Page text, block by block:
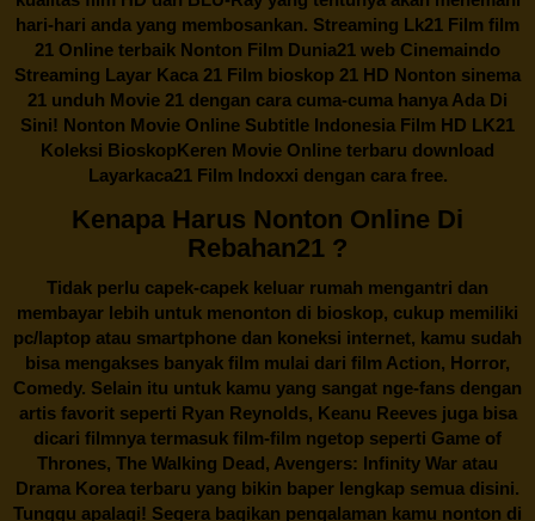
hari-hari anda yang membosankan. Streaming Lk21 Film film
21 Online terbaik Nonton Film Dunia21 web Cinemaindo
Streaming Layar Kaca 21 Film bioskop 21 HD Nonton sinema
21 unduh Movie 21 dengan cara cuma-cuma hanya Ada Di
Sini! Nonton Movie Online Subtitle Indonesia Film HD LK21
Koleksi BioskopKeren Movie Online terbaru download
Layarkaca21 Film Indoxxi dengan cara free.
Kenapa Harus Nonton Online Di
Rebahan21 ?
Tidak perlu capek-capek keluar rumah mengantri dan
membayar lebih untuk menonton di bioskop, cukup memiliki
pc/laptop atau smartphone dan koneksi internet, kamu sudah
bisa mengakses banyak film mulai dari film Action, Horror,
Comedy. Selain itu untuk kamu yang sangat nge-fans dengan
artis favorit seperti Ryan Reynolds, Keanu Reeves juga bisa
dicari filmnya termasuk film-film ngetop seperti Game of
Thrones, The Walking Dead, Avengers: Infinity War atau
Drama Korea terbaru yang bikin baper lengkap semua disini.
Tunggu apalagi! Segera bagikan pengalaman kamu nonton di